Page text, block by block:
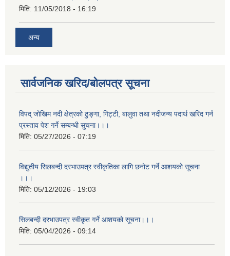
मिति: 11/05/2018 - 16:19
अन्य
सार्वजनिक खरिद/बोलपत्र सूचना
विपद् जोखिम नदी क्षेत्रको ढुङ्गा, गिट्टी, बालुवा तथा नदीजन्य पदार्थ खरिद गर्न
प्रस्ताव पेश गर्ने सम्बन्धी सुचना।।।
मिति: 05/27/2026 - 07:19
विद्युतीय सिलबन्दी दरभाउपत्र स्वीकृतिका लागि छनोट गर्ने आशयको सूचना
।।।
मिति: 05/12/2026 - 19:03
सिलबन्दी दरभाउपत्र स्वीकृत गर्ने आशयको सूचना।।।
मिति: 05/04/2026 - 09:14